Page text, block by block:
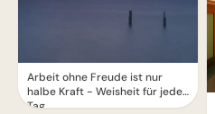
Arbeit ohne Freude ist nur
halbe Kraft - Weisheit für jeden
Tag